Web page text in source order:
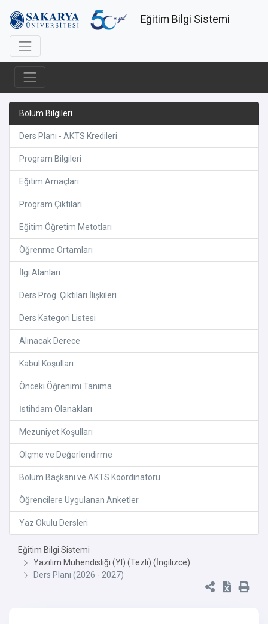
Eğitim Bilgi Sistemi
Bölüm Bilgileri
Ders Planı - AKTS Kredileri
Program Bilgileri
Eğitim Amaçları
Program Çıktıları
Eğitim Öğretim Metotları
Öğrenme Ortamları
İlgi Alanları
Ders Prog. Çıktıları İlişkileri
Ders Kategori Listesi
Alınacak Derece
Kabul Koşulları
Önceki Öğrenimi Tanıma
İstihdam Olanakları
Mezuniyet Koşulları
Ölçme ve Değerlendirme
Bölüm Başkanı ve AKTS Koordinatorü
Öğrencilere Uygulanan Anketler
Yaz Okulu Dersleri
Eğitim Bilgi Sistemi
Yazılım Mühendisliği (Yl) (Tezli) (İngilizce)
Ders Planı (2026 - 2027)